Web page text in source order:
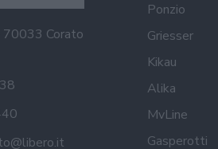
70033 Corato
Ponzio
Griesser
Kikau
Alika
MvLine
Gasperotti